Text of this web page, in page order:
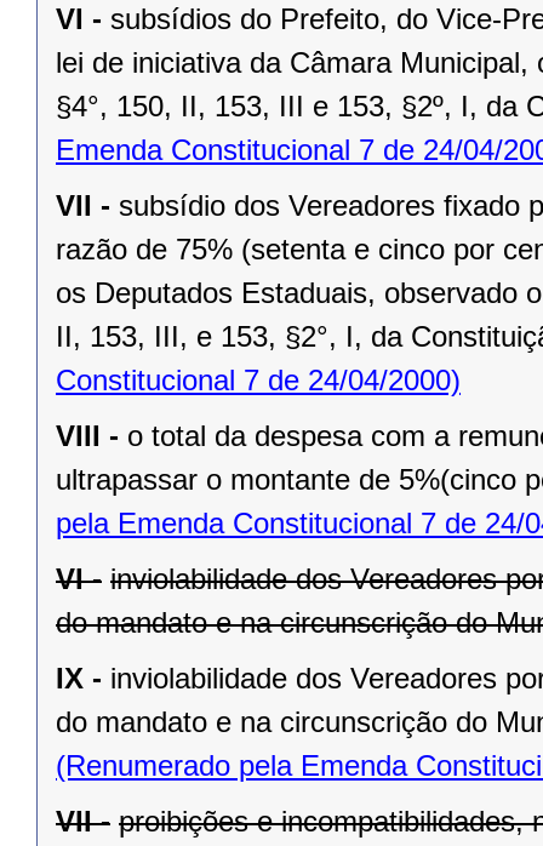
VI - subsídios do Prefeito, do Vice-
lei de iniciativa da Câmara
§4°, 150, II, 153, III e 153, §2º, I, da
Emenda Constitucional 7 de 24/04/
VII - subsídio dos Vereadores fixado
razão de 75% (setenta e cinco por
os Deputados Estaduais, observado
II, 153, III, e 153, §2°, I, da
Constitucional 7 de 24/04/2000)
VIII - o total da despesa com a
ultrapassar o montante de 5%(cinco
pela Emenda Constitucional 7 de 24/
VI - inviolabilidade dos Vereadores
do mandato e na circunscrição do
IX - inviolabilidade dos Vereadores
do mandato e na circunscrição do
(Renumerado pela Emenda
VII - proibições e incompatibilidades,